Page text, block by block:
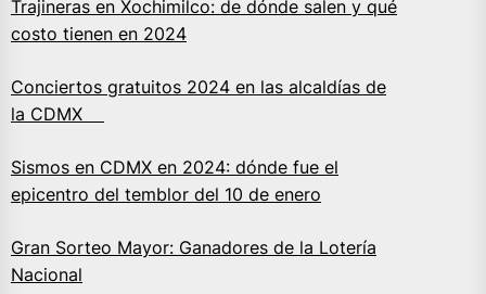
Trajineras en Xochimilco: de dónde salen y qué
costo tienen en 2024
Conciertos gratuitos 2024 en las alcaldías de
la CDMX
Sismos en CDMX en 2024: dónde fue el
epicentro del temblor del 10 de enero
Gran Sorteo Mayor: Ganadores de la Lotería
Nacional